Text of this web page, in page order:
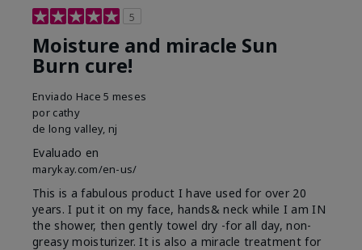
5
Moisture and miracle Sun
Burn cure!
Enviado Hace 5 meses
por cathy
de long valley, nj
Evaluado en
marykay.com/en-us/
This is a fabulous product I have used for over 20
years. I put it on my face, hands& neck while I am IN
the shower, then gently towel dry -for all day, non-
greasy moisturizer. It is also a miracle treatment for